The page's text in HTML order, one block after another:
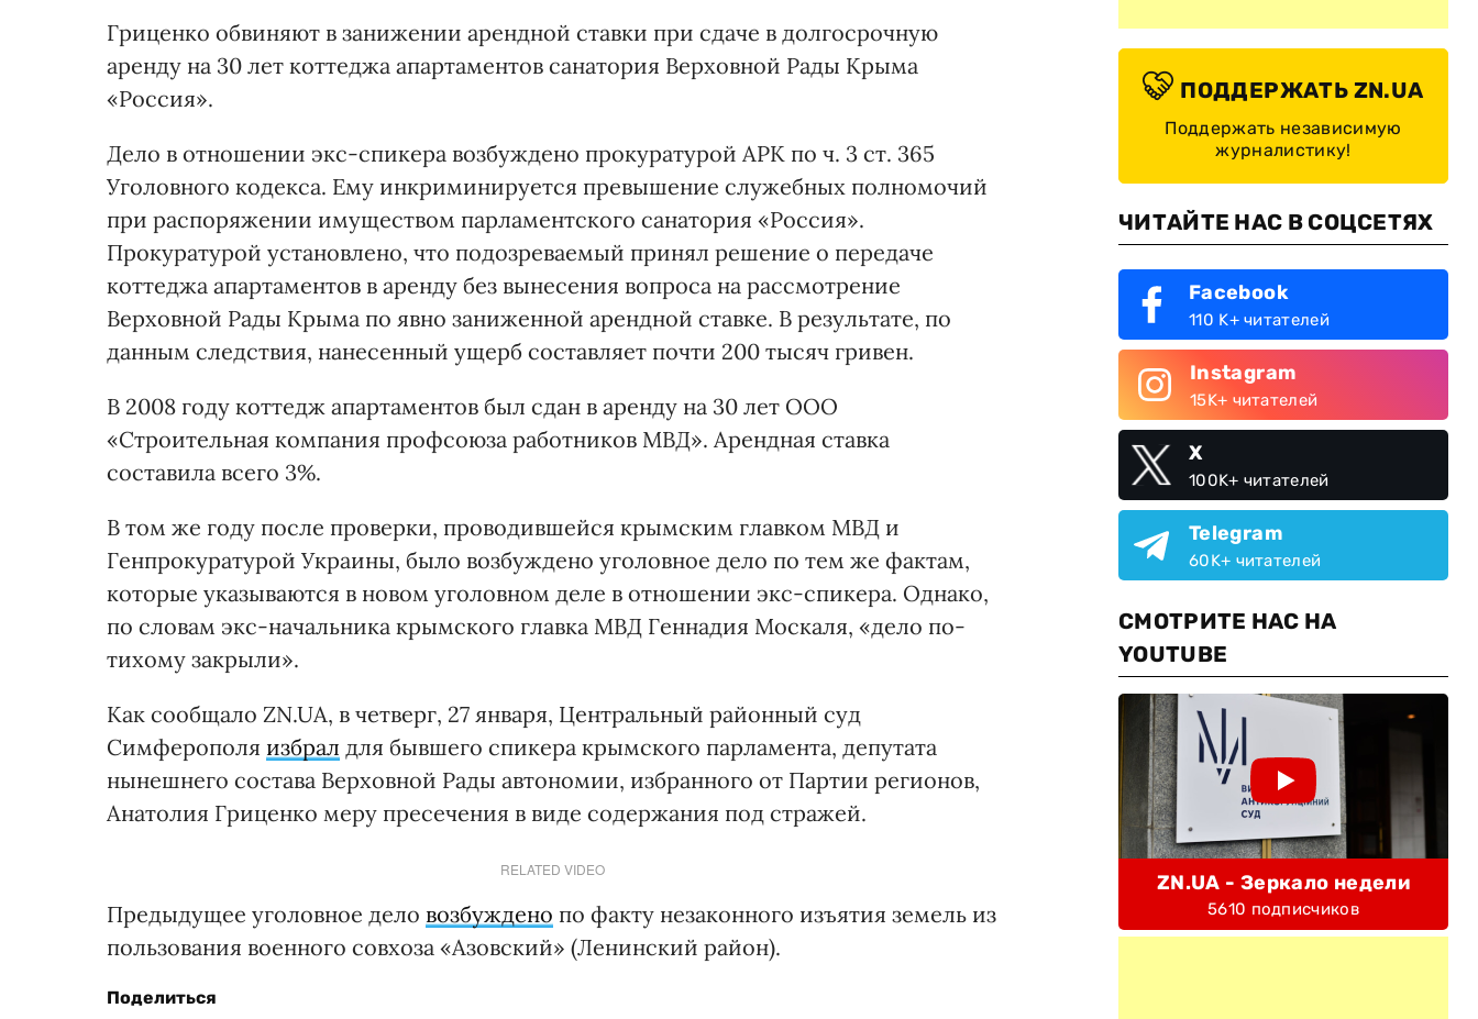
Гриценко обвиняют в занижении арендной ставки при сдаче в долгосрочную
аренду на 30 лет коттеджа апартаментов санатория Верховной Рады Крыма
«Россия».
Дело в отношении экс-спикера возбуждено прокуратурой АРК по ч. 3 ст. 365
Уголовного кодекса. Ему инкриминируется превышение служебных полномочий
при распоряжении имуществом парламентского санатория «Россия».
Прокуратурой установлено, что подозреваемый принял решение о передаче
коттеджа апартаментов в аренду без вынесения вопроса на рассмотрение
Верховной Рады Крыма по явно заниженной арендной ставке. В результате, по
данным следствия, нанесенный ущерб составляет почти 200 тысяч гривен.
В 2008 году коттедж апартаментов был сдан в аренду на 30 лет ООО
«Строительная компания профсоюза работников МВД». Арендная ставка
составила всего 3%.
В том же году после проверки, проводившейся крымским главком МВД и
Генпрокуратурой Украины, было возбуждено уголовное дело по тем же фактам,
которые указываются в новом уголовном деле в отношении экс-спикера. Однако,
по словам экс-начальника крымского главка МВД Геннадия Москаля, «дело по-
тихому закрыли».
Как сообщало ZN.UA, в четверг, 27 января, Центральный районный суд
Симферополя избрал для бывшего спикера крымского парламента, депутата
нынешнего состава Верховной Рады автономии, избранного от Партии регионов,
Анатолия Гриценко меру пресечения в виде содержания под стражей.
RELATED VIDEO
Предыдущее уголовное дело возбуждено по факту незаконного изъятия земель из
пользования военного совхоза «Азовский» (Ленинский район).
Поделиться
ПОДДЕРЖАТЬ ZN.UA
Поддержать независимую
журналистику!
ЧИТАЙТЕ НАС В СОЦСЕТЯХ
Facebook
110 K+ читателей
Instagram
15K+ читателей
X
100K+ читателей
Telegram
60K+ читателей
СМОТРИТЕ НАС НА
YOUTUBE
ZN.UA - Зеркало недели
5610 подписчиков